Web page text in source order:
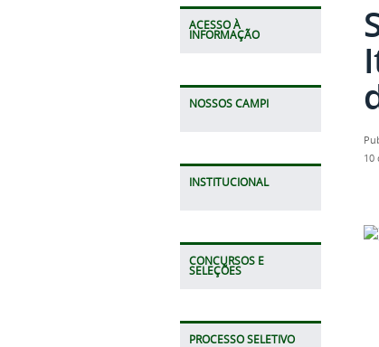
ACESSO À
INFORMAÇÃO
NOSSOS CAMPI
INSTITUCIONAL
CONCURSOS E
SELEÇÕES
PROCESSO SELETIVO
10